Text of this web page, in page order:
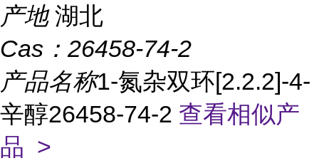
产地 湖北
Cas： 26458-74-2
产品名称1-氮杂双环[2.2.2]-4-
辛醇26458-74-2 查看相似产
品 >